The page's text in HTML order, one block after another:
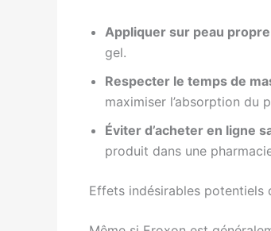
Appliquer sur peau
gel.
Respecter le temps de
maximiser l’absorption du
Éviter d’acheter en ligne
produit dans une
Effets indésirables potentiels